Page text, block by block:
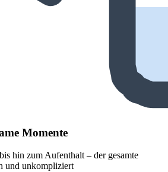
Momente
hin zum Aufenthalt – der gesamte
und unkompliziert